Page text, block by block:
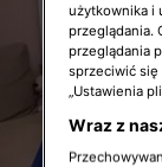
użytkownika i
przeglądania.
przeglądania
sprzeciwić się
„Ustawienia
Wraz z